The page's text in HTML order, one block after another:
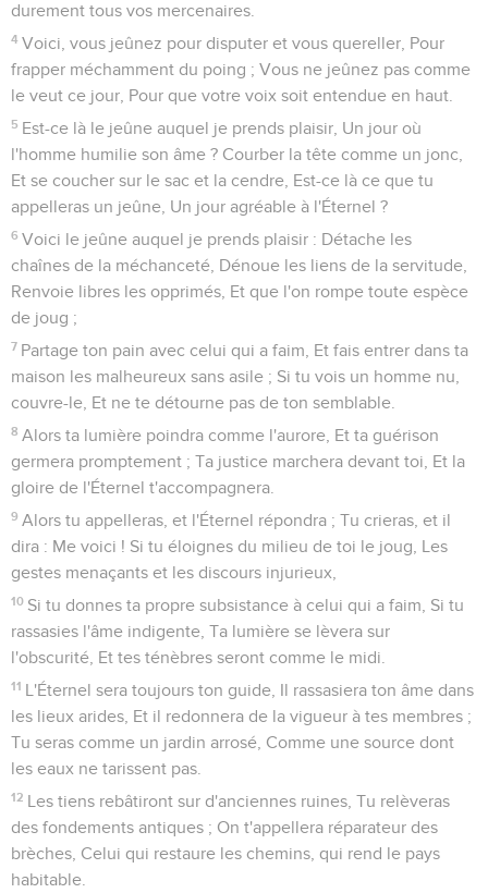
durement tous vos mercenaires.
4 Voici, vous jeûnez pour disputer et vous quereller, Pour
frapper méchamment du poing ; Vous ne jeûnez pas comme
le veut ce jour, Pour que votre voix soit entendue en haut.
5 Est-ce là le jeûne auquel je prends plaisir, Un jour où
l'homme humilie son âme ? Courber la tête comme un jonc,
Et se coucher sur le sac et la cendre, Est-ce là ce que tu
appelleras un jeûne, Un jour agréable à l'Éternel ?
6 Voici le jeûne auquel je prends plaisir : Détache les
chaînes de la méchanceté, Dénoue les liens de la servitude,
Renvoie libres les opprimés, Et que l'on rompe toute espèce
de joug ;
7 Partage ton pain avec celui qui a faim, Et fais entrer dans ta
maison les malheureux sans asile ; Si tu vois un homme nu,
couvre-le, Et ne te détourne pas de ton semblable.
8 Alors ta lumière poindra comme l'aurore, Et ta guérison
germera promptement ; Ta justice marchera devant toi, Et la
gloire de l'Éternel t'accompagnera.
9 Alors tu appelleras, et l'Éternel répondra ; Tu crieras, et il
dira : Me voici ! Si tu éloignes du milieu de toi le joug, Les
gestes menaçants et les discours injurieux,
10 Si tu donnes ta propre subsistance à celui qui a faim, Si tu
rassasies l'âme indigente, Ta lumière se lèvera sur
l'obscurité, Et tes ténèbres seront comme le midi.
11 L'Éternel sera toujours ton guide, Il rassasiera ton âme dans
les lieux arides, Et il redonnera de la vigueur à tes membres ;
Tu seras comme un jardin arrosé, Comme une source dont
les eaux ne tarissent pas.
12 Les tiens rebâtiront sur d'anciennes ruines, Tu relèveras
des fondements antiques ; On t'appellera réparateur des
brèches, Celui qui restaure les chemins, qui rend le pays
habitable.